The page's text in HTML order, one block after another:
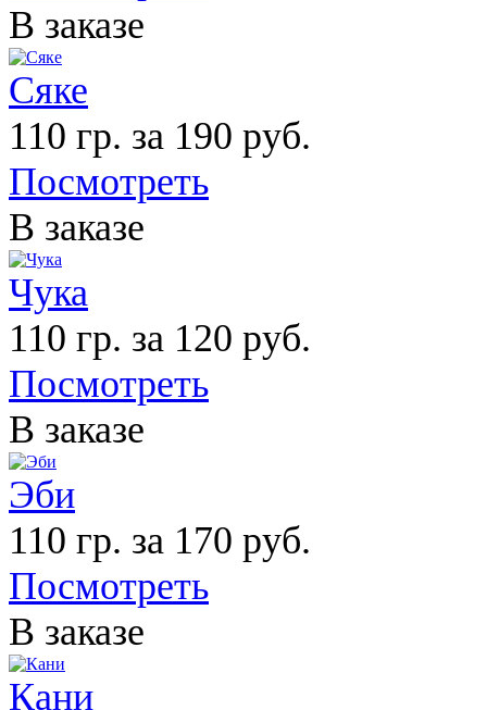
В заказе
Сяке
110 гр. за 190 руб.
Посмотреть
В заказе
Чука
110 гр. за 120 руб.
Посмотреть
В заказе
Эби
110 гр. за 170 руб.
Посмотреть
В заказе
Кани